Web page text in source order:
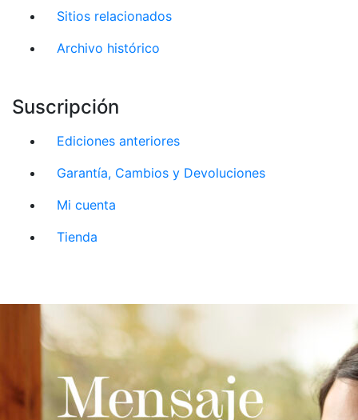
Sitios relacionados
Archivo histórico
Suscripción
Ediciones anteriores
Garantía, Cambios y Devoluciones
Mi cuenta
Tienda